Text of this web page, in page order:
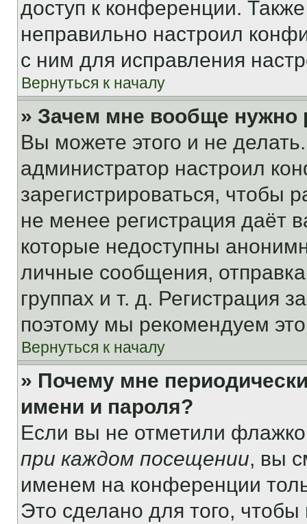
доступ к конференции.
неправильно настроил
с ним для исправления
Вернуться к началу
» Зачем мне вообще нужно
Вы можете этого и не
администратор настроил
зарегистрироваться, чтобы
не менее регистрация даёт
которые недоступны
личные сообщения,
группах и т. д. Регистрация
поэтому мы рекомендуем
Вернуться к началу
» Почему мне
имени и пароля?
Если вы не отметили
при каждом посещении, вы
именем на конференции
Это сделано для того, чтобы